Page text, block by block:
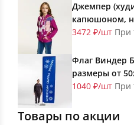
Джемпер
капюшоном,
3472 ₽/шт При
Флаг Виндер
размеры от
1040 ₽/шт При
Товары по акции